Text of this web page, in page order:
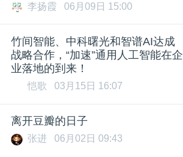
李扬霞 06月09日 15:00
竹间智能、中科曙光和智谱AI达成
战略合作，“加速”通用人工智能在企
业落地的到来！
恺歌 03月15日 16:07
离开豆瓣的日子
张进 06月02日 09:43